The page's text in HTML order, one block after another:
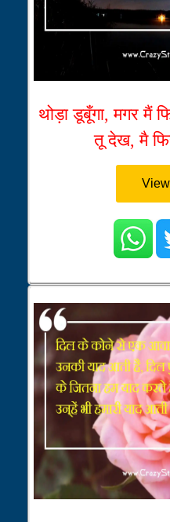
थोड़ा डूबूँगा, मगर मैं
तू देख, मै